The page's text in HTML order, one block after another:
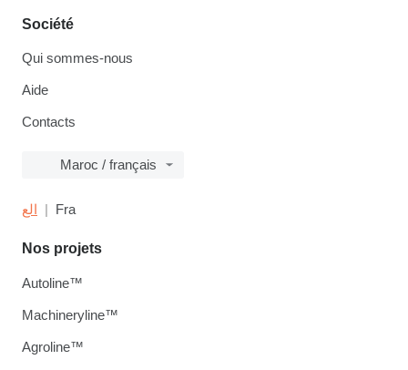
Société
Qui sommes-nous
Aide
Contacts
Maroc / français
الع Fra
Nos projets
Autoline™
Machineryline™
Agroline™